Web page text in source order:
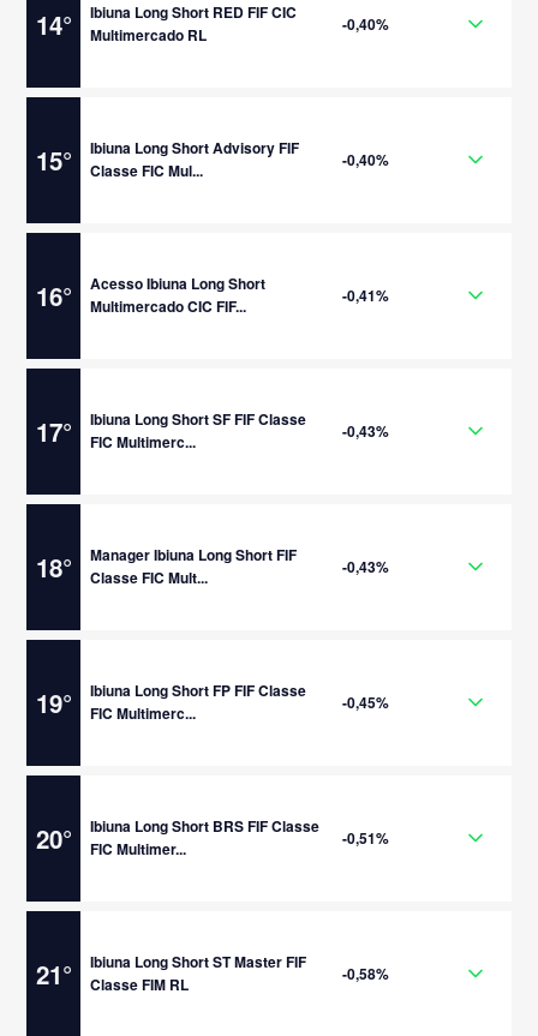
14°
Ibiuna Long Short RED FIF CIC
Multimercado RL
-0,40%
15°
Ibiuna Long Short Advisory FIF
Classe FIC Mul...
-0,40%
16°
Acesso Ibiuna Long Short
Multimercado CIC FIF...
-0,41%
17°
Ibiuna Long Short SF FIF Classe
FIC Multimerc...
-0,43%
18°
Manager Ibiuna Long Short FIF
Classe FIC Mult...
-0,43%
19°
Ibiuna Long Short FP FIF Classe
FIC Multimerc...
-0,45%
20°
Ibiuna Long Short BRS FIF Classe
FIC Multimer...
-0,51%
21°
Ibiuna Long Short ST Master FIF
Classe FIM RL
-0,58%